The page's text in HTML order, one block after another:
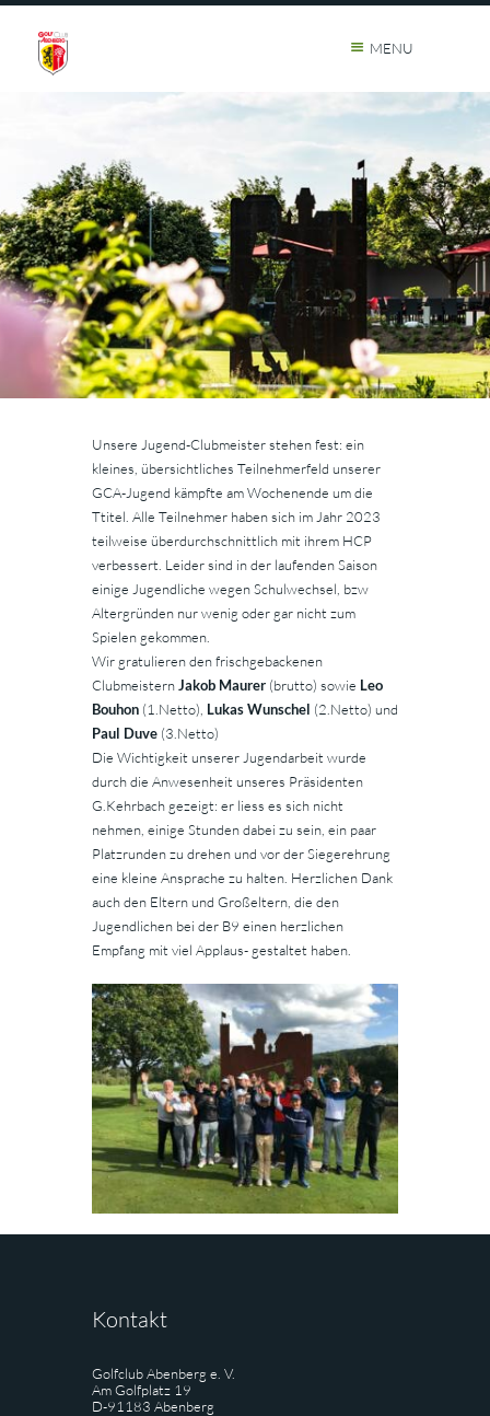
MENU
Unsere Jugend-Clubmeister stehen fest: ein
kleines, übersichtliches Teilnehmerfeld unserer
GCA-Jugend kämpfte am Wochenende um die
Ttitel. Alle Teilnehmer haben sich im Jahr 2023
teilweise überdurchschnittlich mit ihrem HCP
verbessert. Leider sind in der laufenden Saison
einige Jugendliche wegen Schulwechsel, bzw
Altergründen nur wenig oder gar nicht zum
Spielen gekommen.
Wir gratulieren den frischgebackenen
ClubmeisternJakob Maurer (brutto) sowie Leo
Bouhon (1.Netto), Lukas Wunschel (2.Netto) und
Paul Duve (3.Netto)
Die Wichtigkeit unserer Jugendarbeit wurde
durch die Anwesenheit unseres Präsidenten
G.Kehrbach gezeigt: er liess es sich nicht
nehmen, einige Stunden dabei zu sein, ein paar
Platzrunden zu drehen und vor der Siegerehrung
eine kleine Ansprache zu halten. Herzlichen Dank
auch den Eltern und Großeltern, die den
Jugendlichen bei der B9 einen herzlichen
Empfang mit viel Applaus- gestaltet haben.
Kontakt
Golfclub Abenberg e. V.
Am Golfplatz 19
D-91183 Abenberg